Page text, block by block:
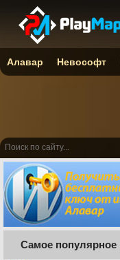
Самое популярное
Алавар Невософт